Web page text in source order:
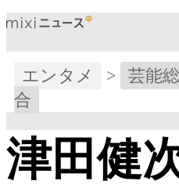
エンタメ >
芸能総
合
津田健